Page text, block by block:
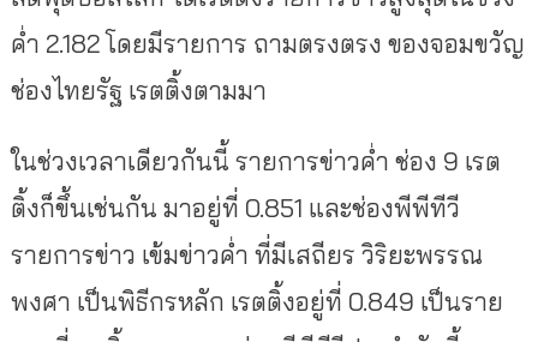
ค่ำ 2.182 โดยมีรายการ ถามตรงตรง ของจอมขวัญ
ช่องไทยรัฐ เรตติ้งตามมา
ในช่วงเวลาเดียวกันนี้ รายการข่าวค่ำ ช่อง 9 เรต
ติ้งก็ขึ้นเช่นกัน มาอยู่ที่ 0.851 และช่องพีพีทีวี
รายการข่าว เข้มข่าวค่ำ ที่มีเสถียร วิริยะพรรณ
พงศา เป็นพิธีกรหลัก เรตติ้งอยู่ที่ 0.849 เป็นราย